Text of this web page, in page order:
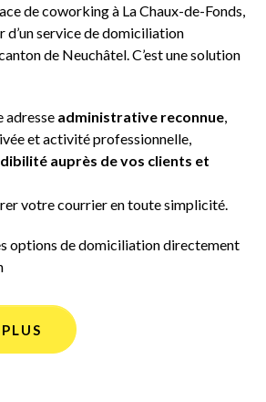
de coworking à La Chaux-de-Fonds,
service de domiciliation
de Neuchâtel. C’est une solution
adresse administrative reconnue
et activité professionnelle,
auprès de vos clients et
votre courrier en toute simplicité.
options de domiciliation directement